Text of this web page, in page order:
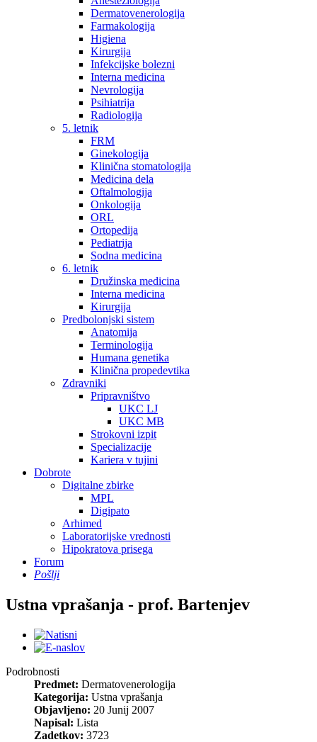
Dermatovenerologija
Farmakologija
Higiena
Kirurgija
Infekcijske bolezni
Interna medicina
Nevrologija
Psihiatrija
Radiologija
5. letnik
FRM
Ginekologija
Klinična stomatologija
Medicina dela
Oftalmologija
Onkologija
ORL
Ortopedija
Pediatrija
Sodna medicina
6. letnik
Družinska medicina
Interna medicina
Kirurgija
Predbolonjski sistem
Anatomija
Terminologija
Humana genetika
Klinična propedevtika
Zdravniki
Pripravništvo
UKC LJ
UKC MB
Strokovni izpit
Specializacije
Kariera v tujini
Dobrote
Digitalne zbirke
MPL
Digipato
Arhimed
Laboratorijske vrednosti
Hipokratova prisega
Forum
Pošlji
Ustna vprašanja - prof. Bartenjev
Podrobnosti
Predmet: Dermatovenerologija
Kategorija: Ustna vprašanja
Objavljeno: 20 Junij 2007
Napisal: Lista
Zadetkov: 3723